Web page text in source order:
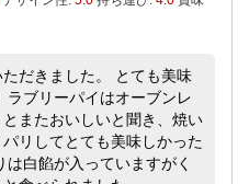
だきました。 とても美味
ラブリーパイはオーブンレ
またおいしいと聞き、焼い
リしてとても美味しかった
は白餡が入っていますがく